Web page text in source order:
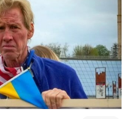
00:44